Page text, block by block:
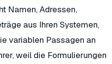
Namen, Adressen,
aus Ihren Systemen,
variablen Passagen an
weil die Formulierungen